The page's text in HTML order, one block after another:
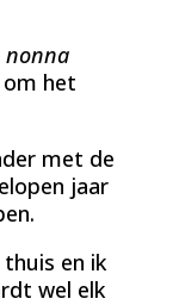
nonna
om het
met de
jaar
en ik
wel elk